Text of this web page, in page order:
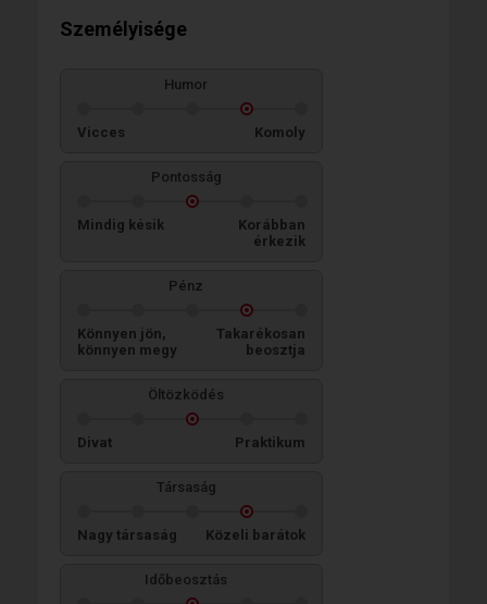
Személyisége
Humor
Vicces Komoly
Pontosság
Mindig késik
Korábban
érkezik
Pénz
Könnyen jön,
könnyen megy
Takarékosan
beosztja
Öltözködés
Divat Praktikum
Társaság
Nagy társaság Közeli barátok
Időbeosztás